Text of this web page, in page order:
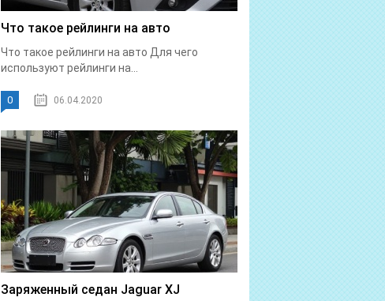
Что такое рейлинги на авто
Что такое рейлинги на авто Для чего
используют рейлинги на...
0 06.04.2020
Заряженный седан Jaguar XJ